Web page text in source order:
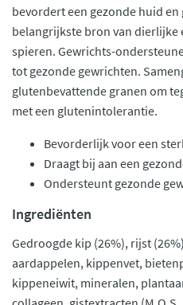
bevordert een gezonde huid en
belangrijkste bron van
spieren. Gewrichts-
tot gezonde gewrichten.
glutenbevattende granen om
met een glutenintolerantie.
Bevorderlijk voor een
Draagt bij aan een
Ondersteunt gezonde
Ingrediënten
Gedroogde kip (26%), rijst
aardappelen, kippenvet,
kippeneiwit, mineralen,